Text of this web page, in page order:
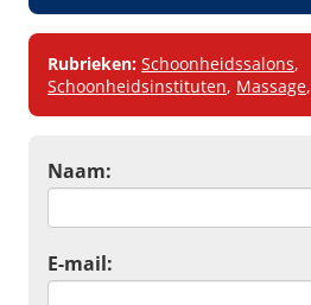
Rubrieken: Schoonheidssalons,
Schoonheidsinstituten, Massage,
Naam:
E-mail: